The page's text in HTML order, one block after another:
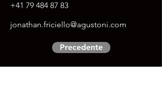
+41 79 484 87 83
jonathan.friciello@agustoni.com
Precedente